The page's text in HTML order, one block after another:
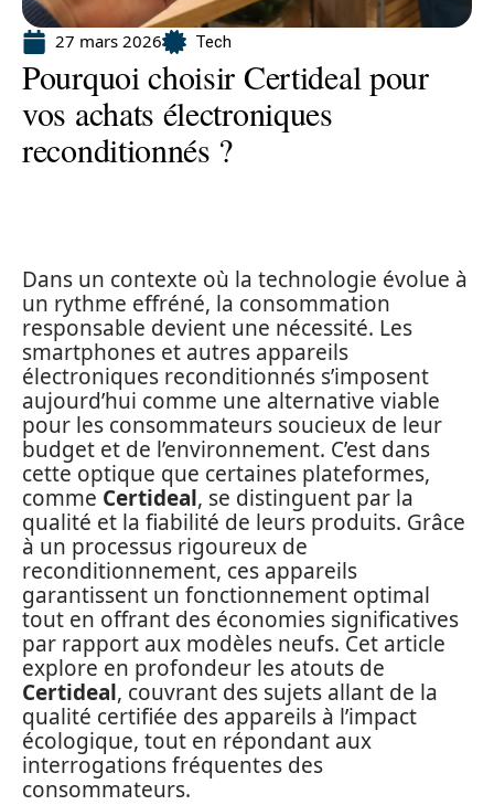
27 mars 2026 Tech
Pourquoi choisir Certideal pour
vos achats électroniques
reconditionnés ?
Dans un contexte où la technologie évolue à
un rythme effréné, la consommation
responsable devient une nécessité. Les
smartphones et autres appareils
électroniques reconditionnés s’imposent
aujourd’hui comme une alternative viable
pour les consommateurs soucieux de leur
budget et de l’environnement. C’est dans
cette optique que certaines plateformes,
comme Certideal, se distinguent par la
qualité et la fiabilité de leurs produits. Grâce
à un processus rigoureux de
reconditionnement, ces appareils
garantissent un fonctionnement optimal
tout en offrant des économies significatives
par rapport aux modèles neufs. Cet article
explore en profondeur les atouts de
Certideal, couvrant des sujets allant de la
qualité certifiée des appareils à l’impact
écologique, tout en répondant aux
interrogations fréquentes des
consommateurs.